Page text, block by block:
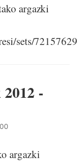
argazki
sets/
-
argazki